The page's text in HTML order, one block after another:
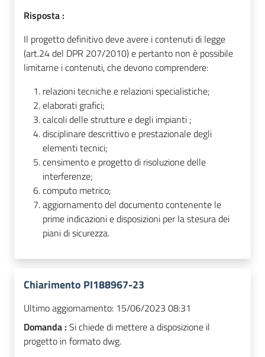
Risposta :
Il progetto definitivo deve avere i contenuti di legge
(art.24 del DPR 207/2010) e pertanto non è possibile
limitarne i contenuti, che devono comprendere:
relazioni tecniche e relazioni specialistiche;
elaborati grafici;
calcoli delle strutture e degli impianti ;
disciplinare descrittivo e prestazionale degli
elementi tecnici;
censimento e progetto di risoluzione delle
interferenze;
computo metrico;
aggiornamento del documento contenente le
prime indicazioni e disposizioni per la stesura dei
piani di sicurezza.
Chiarimento PI188967-23
Ultimo aggiornamento: 15/06/2023 08:31
Domanda : Si chiede di mettere a disposizione il
progetto in formato dwg.